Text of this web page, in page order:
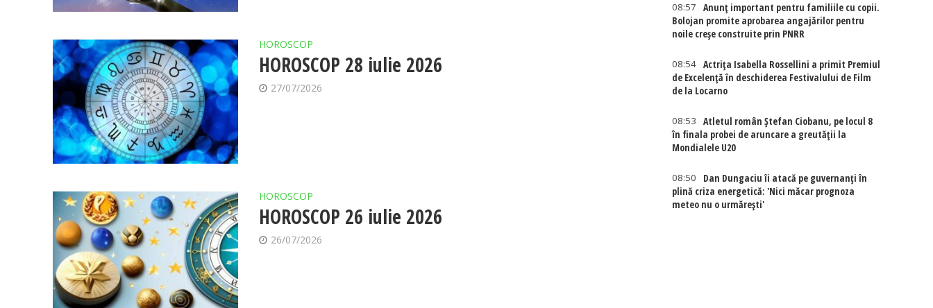
HOROSCOP
HOROSCOP 28 iulie 2026
27/07/2026
HOROSCOP
HOROSCOP 26 iulie 2026
26/07/2026
08:57
Anunț important pentru familiile cu copii.
Bolojan promite aprobarea angajărilor pentru
noile creșe construite prin PNRR
08:54 Actriţa Isabella Rossellini a primit Premiul
de Excelenţă în deschiderea Festivalului de Film
de la Locarno
08:53
Atletul român Ștefan Ciobanu, pe locul 8
în finala probei de aruncare a greutății la
Mondialele U20
08:50
Dan Dungaciu îi atacă pe guvernanți în
plină criza energetică: 'Nici măcar prognoza
meteo nu o urmărești'